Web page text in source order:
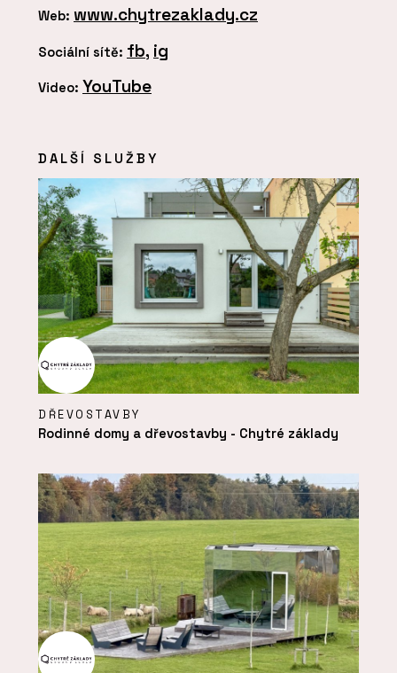
Web: www.chytrezaklady.cz
Sociální sítě: fb, ig
Video: YouTube
DALŠÍ SLUŽBY
DŘEVOSTAVBY
Rodinné domy a dřevostavby - Chytré základy